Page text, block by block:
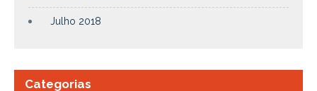
Julho 2018
Categorias